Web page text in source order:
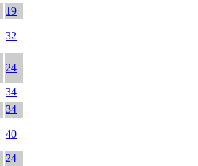
19
32
24
34
34
40
24